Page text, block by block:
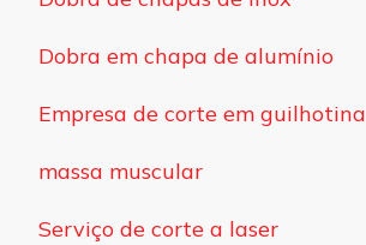
Dobra em chapa de alumínio
Empresa de corte em guilhotina
massa muscular
Serviço de corte a laser